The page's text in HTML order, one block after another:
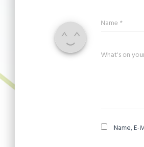
Name *
What's on
Name, E-